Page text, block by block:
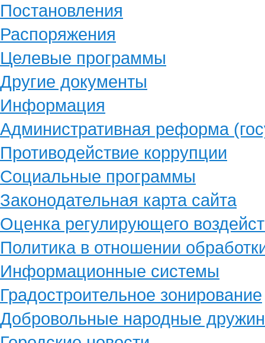
Постановления
Распоряжения
Целевые программы
Другие документы
Информация
Административная реформа
Противодействие коррупции
Социальные программы
Законодательная карта сайта
Оценка регулирующего
Политика в отношении
Информационные системы
Градостроительное зонирование
Добровольные народные